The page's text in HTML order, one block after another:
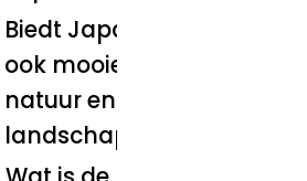
Biedt Japan
ook mooie
natuur en
landschappen?